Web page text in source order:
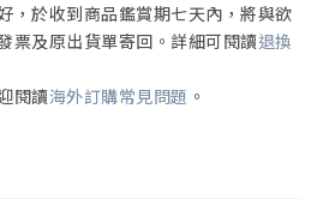
，於收到商品鑑賞期七天內，將與欲
票及原出貨單寄回。詳細可閱讀退換
閱讀海外訂購常見問題 。